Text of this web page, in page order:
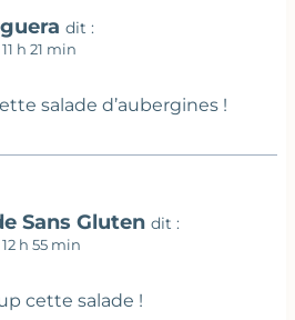
dit :
h 21 min
salade d’aubergines !
Sans Gluten dit :
h 55 min
cette salade !